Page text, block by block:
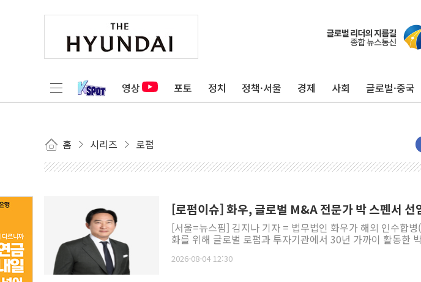
영상 포토 정치 정책·서울 경제 사회 글로벌·중국
홈 시리즈 로펌
[로펌이슈] 화우, 글로벌 M&A 전문가 박 스펜서 선
[서울=뉴스핌] 김지나 기자 = 법무법인 화우가 해외 인수합
화를 위해 글로벌 로펌과 투자기관에서 30년 가까이 활동한
2026-08-04 12:30